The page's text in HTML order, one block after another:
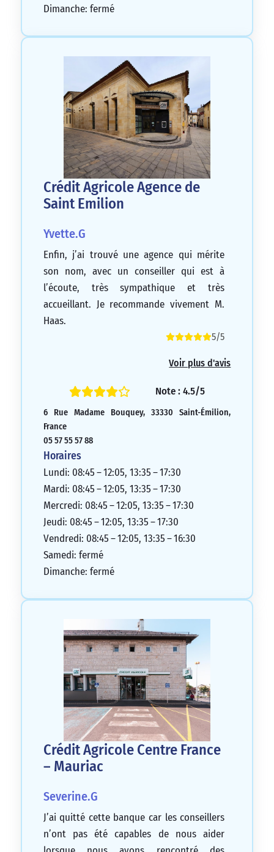
Dimanche: fermé
Crédit Agricole Agence de
Saint Emilion
Yvette.G
Enfin, j’ai trouvé une agence qui mérite
son nom, avec un conseiller qui est à
l’écoute, très sympathique et très
accueillant. Je recommande vivement M.
Haas.
5/5
Voir plus d'avis
Note : 4.5/5
6 Rue Madame Bouquey, 33330 Saint-Émilion,
France
05 57 55 57 88
Horaires
Lundi: 08:45 – 12:05, 13:35 – 17:30
Mardi: 08:45 – 12:05, 13:35 – 17:30
Mercredi: 08:45 – 12:05, 13:35 – 17:30
Jeudi: 08:45 – 12:05, 13:35 – 17:30
Vendredi: 08:45 – 12:05, 13:35 – 16:30
Samedi: fermé
Dimanche: fermé
Crédit Agricole Centre France
– Mauriac
Severine.G
J’ai quitté cette banque car les conseillers
n’ont pas été capables de nous aider